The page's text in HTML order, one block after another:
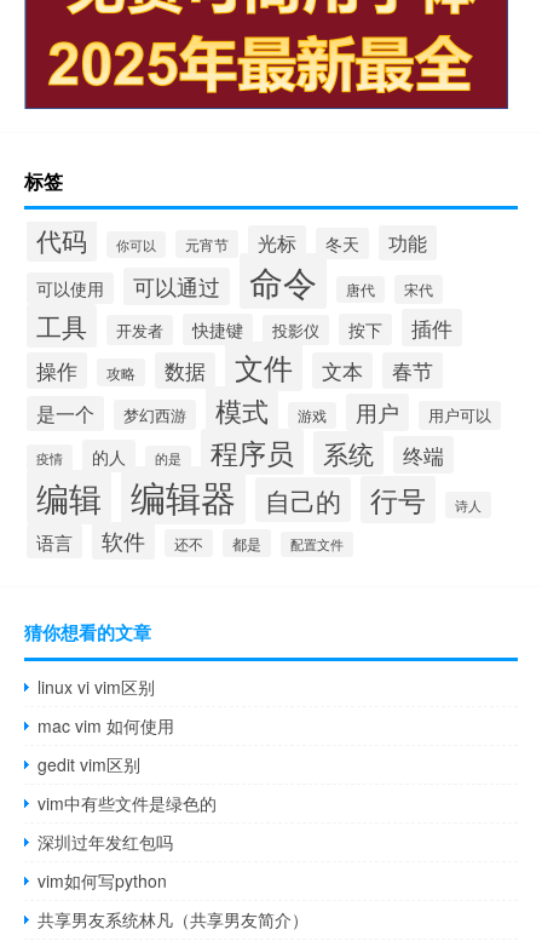
标签
代码 你可以 元宵节 光标 冬天 功能
可以使用 可以通过 命令 唐代 宋代
工具 开发者 快捷键 投影仪 按下 插件
操作 攻略 数据 文件 文本 春节
是一个 梦幻西游 模式 游戏 用户 用户可以
疫情 的人 的是 程序员 系统 终端
编辑 编辑器 自己的 行号 诗人
语言 软件 还不 都是 配置文件
猜你想看的文章
linux vi vim区别
mac vim 如何使用
gedit vim区别
vim中有些文件是绿色的
深圳过年发红包吗
vim如何写python
共享男友系统林凡（共享男友简介）